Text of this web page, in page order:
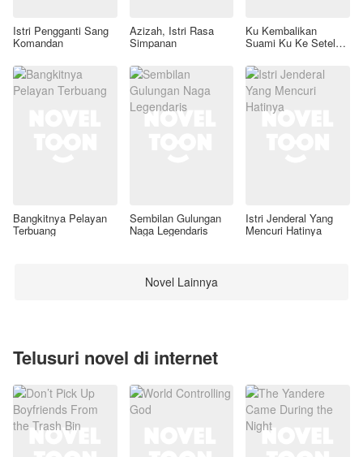
Istri Pengganti Sang
Komandan
Azizah, Istri Rasa
Simpanan
Ku Kembalikan
Suami Ku Ke Setelan
Bangkitnya Pelayan
Terbuang
Sembilan Gulungan
Naga Legendaris
Istri Jenderal Yang
Mencuri Hatinya
Novel Lainnya
Telusuri novel di internet